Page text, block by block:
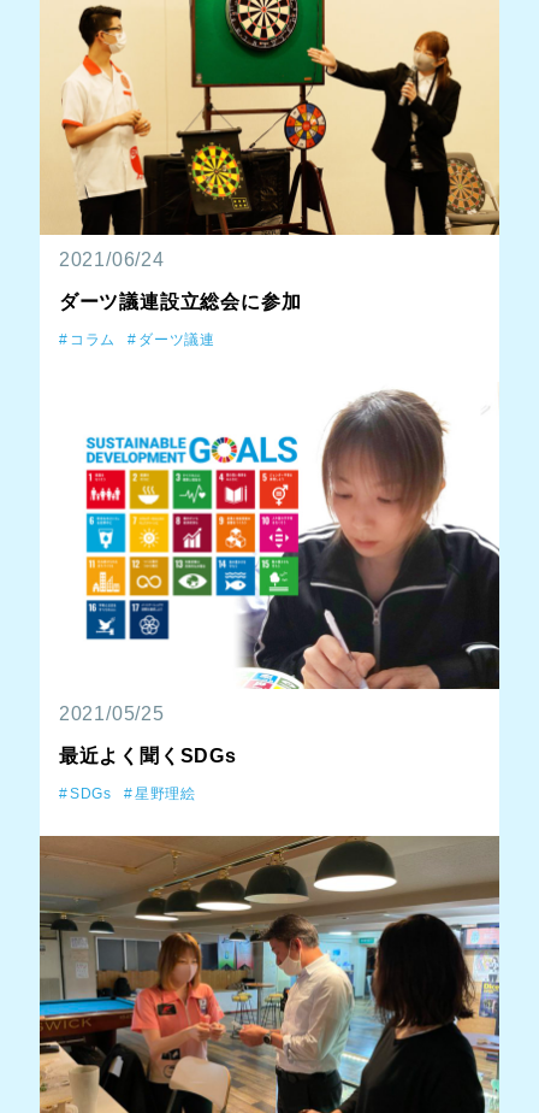
2021/06/24
ダーツ議連設立総会に参加
コラム ダーツ議連
2021/05/25
最近よく聞くSDGs
SDGs 星野理絵